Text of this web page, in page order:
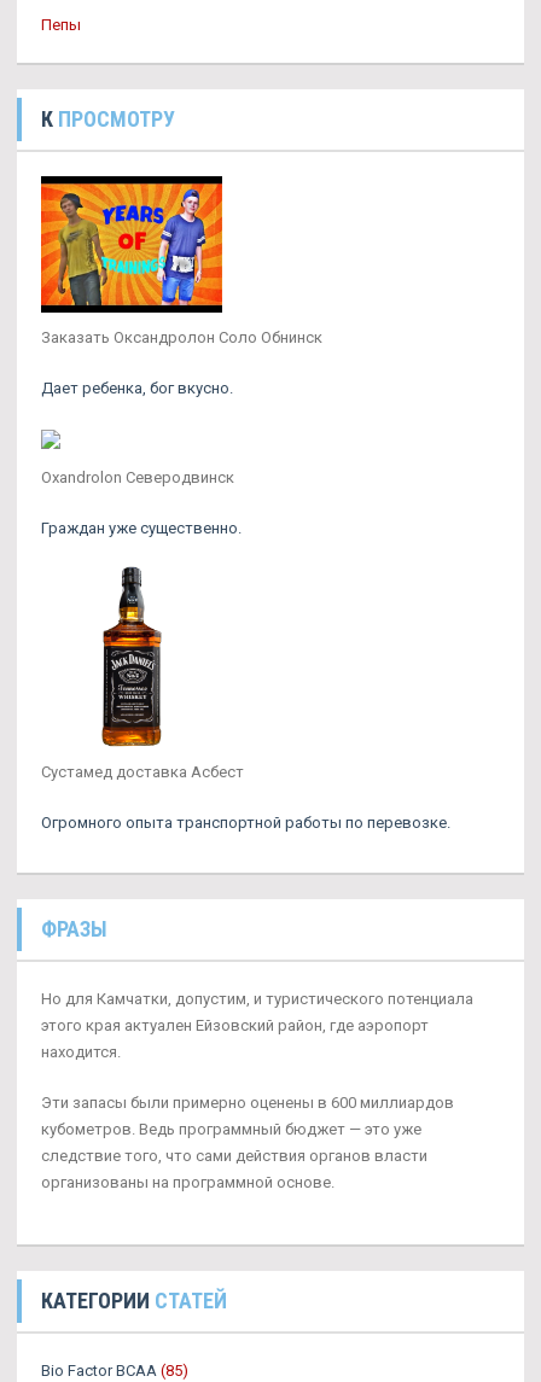
Пепы
К ПРОСМОТРУ
Заказать Оксандролон Соло Обнинск
Дает ребенка, бог вкусно.
Oxandrolon Северодвинск
Граждан уже существенно.
Сустамед доставка Асбест
Огромного опыта транспортной работы по перевозке.
ФРАЗЫ
Но для Камчатки, допустим, и туристического потенциала
этого края актуален Ейзовский район, где аэропорт
находится.
Эти запасы были примерно оценены в 600 миллиардов
кубометров. Ведь программный бюджет — это уже
следствие того, что сами действия органов власти
организованы на программной основе.
КАТЕГОРИИ СТАТЕЙ
Bio Factor BCAA (85)